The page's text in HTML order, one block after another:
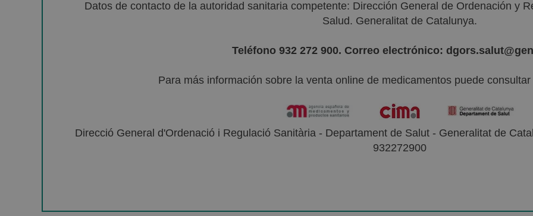
Datos de contacto de la autoridad sanitaria competente: Dirección General de Ordenación y
Salud. Generalitat de Catalunya.
Teléfono 932 272 900. Correo electrónico:
Para más información sobre la venta online de medicamentos puede
Direcció General d'Ordenació i Regulació Sanitària - Departament de Salut - Generalitat de
932272900